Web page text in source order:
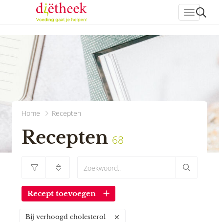
Home Recepten
Recepten 68
Recept toevoegen
Bij verhoogd cholesterol